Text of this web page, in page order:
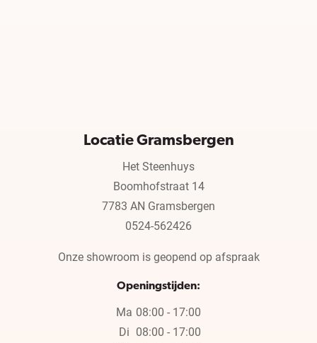
Locatie Gramsbergen
Het Steenhuys
Boomhofstraat 14
7783 AN Gramsbergen
0524-562426
Onze showroom is geopend op afspraak
Openingstijden:
Ma 08:00 - 17:00
Di 08:00 - 17:00